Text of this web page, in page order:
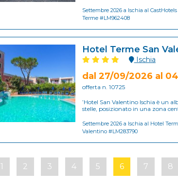
Settembre 2026 a Ischia al
Terme #LM962408
Hotel Terme San
Ischia
dal 27/09/2026 al
offerta n. 10725
’Hotel San Valentino Ischia è un
stelle, posizionato in una zona
Settembre 2026 a Ischia al Hotel
Valentino #LM283790
1 2 3 4 5 6 7 8